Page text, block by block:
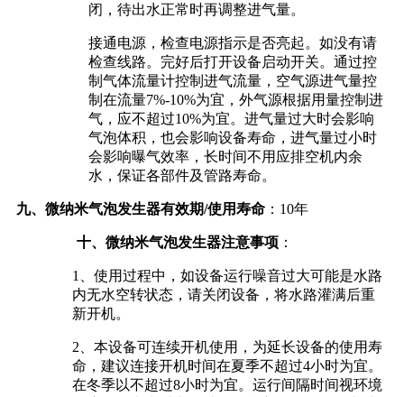
闭，待出水正常时再调整进气量。
接通电源，检查电源指示是否亮起。如没有请
检查线路。完好后打开设备启动开关。通过控
制气体流量计控制进气流量，空气源进气量控
制在流量7%-10%为宜，外气源根据用量控制进
气，应不超过10%为宜。进气量过大时会影响
气泡体积，也会影响设备寿命，进气量过小时
会影响曝气效率，长时间不用应排空机内余
水，保证各部件及管路寿命。
九、 微纳米气泡发生器有效期/使用寿命 ：10年
十、微纳米气泡发生器注意事项：
1、使用过程中，如设备运行噪音过大可能是水路
内无水空转状态，请关闭设备，将水路灌满后重
新开机。
2、本设备可连续开机使用，为延长设备的使用寿
命，建议连接开机时间在夏季不超过4小时为宜。
在冬季以不超过8小时为宜。运行间隔时间视环境